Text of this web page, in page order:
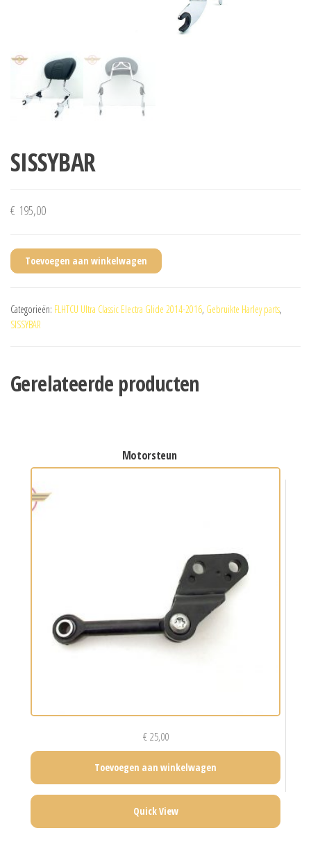
SISSYBAR
€ 195,00
Toevoegen aan winkelwagen
Categorieën: FLHTCU Ultra Classic Electra Glide 2014-2016, Gebruikte Harley parts,
SISSYBAR
Gerelateerde producten
motorsteun
€25,00
Toevoegen aan winkelwagen
Quick View